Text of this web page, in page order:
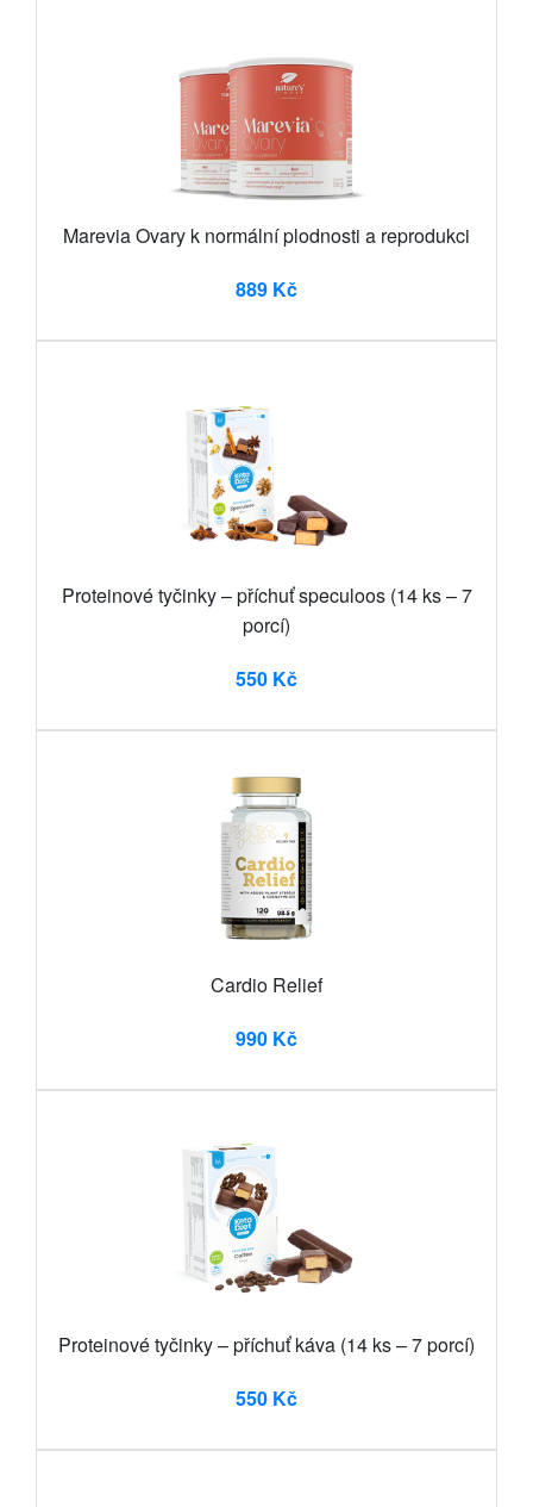
Marevia Ovary k normální plodnosti a reprodukci
889 Kč
Proteinové tyčinky – příchuť speculoos (14 ks – 7
porcí)
550 Kč
Cardio Relief
990 Kč
Proteinové tyčinky – příchuť káva (14 ks – 7 porcí)
550 Kč